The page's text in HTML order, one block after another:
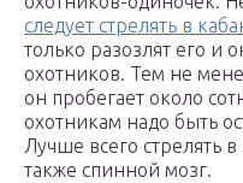
следует стрелять в
только разозлят его и
охотников. Тем не
он пробегает около
охотникам надо быть
Лучше всего стрелять
также спинной мозг.